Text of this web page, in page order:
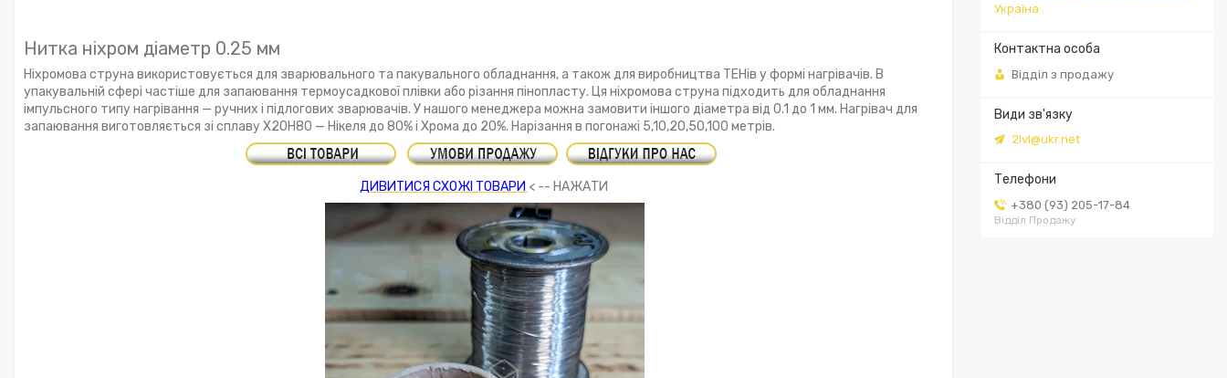
Україна
Відділ з продажу
2lvl@ukr.net
+380 (93) 205-17-84
Відділ Продажу
Нитка ніхром діаметр 0.25 мм
Ніхромова струна використовується для зварювального та пакувального обладнання, а також для виробництва ТЕНів у формі нагрівачів. В
упакувальній сфері частіше для запаювання термоусадкової плівки або різання пінопласту. Ця ніхромова струна підходить для обладнання
імпульсного типу нагрівання — ручних і підлогових зварювачів. У нашого менеджера можна замовити іншого діаметра від 0.1 до 1 мм. Нагрівач для
запаювання виготовляється зі сплаву Х20Н80 — Нікеля до 80% і Хрома до 20%. Нарізання в погонажі 5,10,20,50,100 метрів.
ДИВИТИСЯ СХОЖІ ТОВАРИ < -- НАЖАТИ